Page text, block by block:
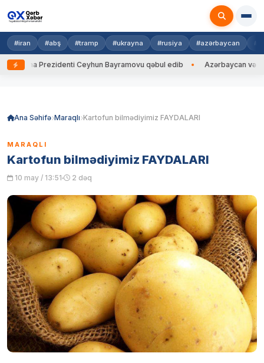
#iran #abş #tramp #ukrayna #rusiya #azərbaycan
Prezidenti Ceyhun Bayramovu qəbul edib Azərbaycan və
Ana Səhifə Maraqlı Kartofun bilmədiyimiz FAYDALARI
MARAQLI
Kartofun bilmədiyimiz FAYDALARI
10 may / 13:51 2 dəq